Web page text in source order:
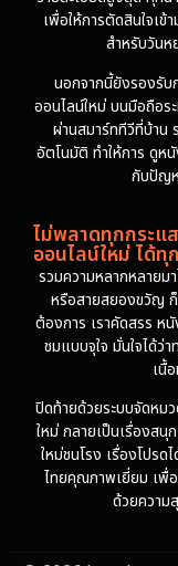
เพื่อให้การตัดสินใจเข้
สำหรับวันห
นอกจากนี้ยังรองรับ
ออนไลน์ใหม่ บนมือถือร
ผ่านสมาร์ททีวีที่บ้าน
อัตโนมัติ ทำให้การ ดูห
กับปัญ
ไม่พลาดทุกกระแ
ออนไลน์ใหม่ ได้ทุ
รวมความหลากหลายม
หรือสายสยองขวัญ ก็
ต้องการ เราคัดสรร ห
ชมแบบจุใจ มั่นใจได้ว่
เนื้
ปิดท้ายด้วยระบบจัดหม
ใหม่ กลายเป็นเรื่องสนุ
ใหม่ชนโรง เรื่องโปร
ไทยคุณภาพเยี่ยม เพื่อ
ด้วยความ